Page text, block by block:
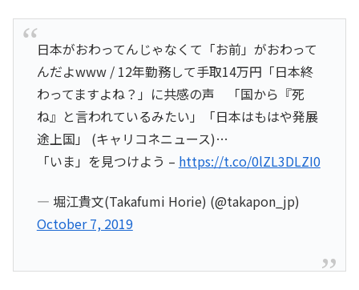
日本がおわってんじゃなくて「お前」がおわって
んだよwww / 12年勤務して手取14万円「日本終
わってますよね？」に共感の声 「国から『死
ね』と言われているみたい」「日本はもはや発展
途上国」 (キャリコネニュース)…
「いま」を見つけよう – https://t.co/0lZL3DLZI0
— 堀江貴文(Takafumi Horie) (@takapon_jp)
October 7, 2019